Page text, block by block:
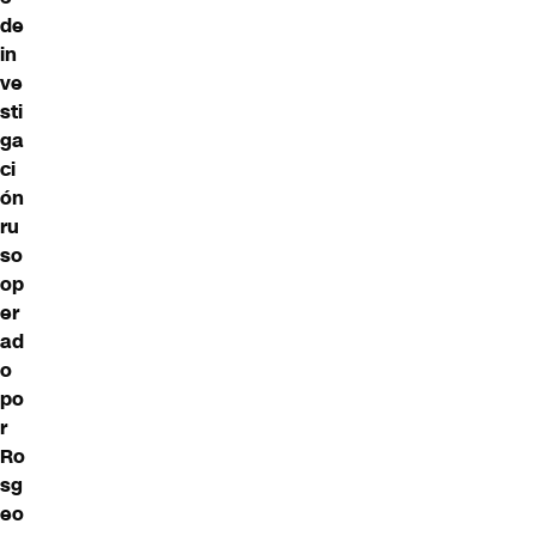
de
in
ve
sti
ga
ci
ón
ru
so
op
er
ad
o
po
r
Ro
sg
eo